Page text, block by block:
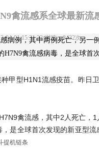
禽流感系全球最新流
04-01 15:31:22 浏览：2432次
病例，其中两例死亡，另一
禽流感病毒，是全球首
甲型H1N1流感疫苗。昨日
禽流感，其中2人死亡，
是全球首次发现的新亚型
提机链条